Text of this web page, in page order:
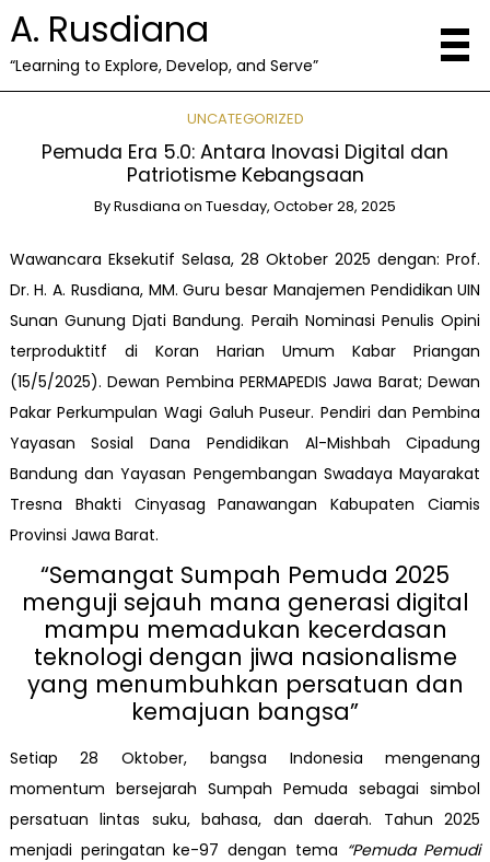
A. Rusdiana
“Learning to Explore, Develop, and Serve”
UNCATEGORIZED
Pemuda Era 5.0: Antara Inovasi Digital dan
Patriotisme Kebangsaan
ByRusdiana on Tuesday, October 28, 2025
Wawancara Eksekutif Selasa, 28 Oktober 2025 dengan: Prof.
Dr. H. A. Rusdiana, MM. Guru besar Manajemen Pendidikan UIN
Sunan Gunung Djati Bandung. Peraih Nominasi Penulis Opini
terproduktitf di Koran Harian Umum Kabar Priangan
(15/5/2025). Dewan Pembina PERMAPEDIS Jawa Barat; Dewan
Pakar Perkumpulan Wagi Galuh Puseur. Pendiri dan Pembina
Yayasan Sosial Dana Pendidikan Al-Mishbah Cipadung
Bandung dan Yayasan Pengembangan Swadaya Mayarakat
Tresna Bhakti Cinyasag Panawangan Kabupaten Ciamis
Provinsi Jawa Barat.
“Semangat Sumpah Pemuda 2025
menguji sejauh mana generasi digital
mampu memadukan kecerdasan
teknologi dengan jiwa nasionalisme
yang menumbuhkan persatuan dan
kemajuan bangsa”
Setiap 28 Oktober, bangsa Indonesia mengenang
momentum bersejarah Sumpah Pemuda sebagai simbol
persatuan lintas suku, bahasa, dan daerah. Tahun 2025
menjadi peringatan ke-97 dengan tema “Pemuda Pemudi